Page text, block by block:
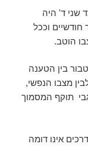
אולם מצד שני ד' היה
וככל
הוטב.
בין הטענה
מצבו הנפשי,
תוקף המסמוך
אינו דומה